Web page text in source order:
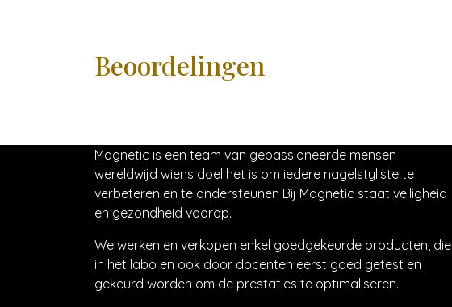
Beoordelingen
Magnetic is een team van gepassioneerde mensen
wereldwijd wiens doel het is om iedere nagelstyliste te
verbeteren en te ondersteunen Bij Magnetic staat veiligheid
en gezondheid voorop.
We werken en verkopen enkel goedgekeurde producten, die
in het labo en ook door docenten eerst goed getest en
gekeurd worden om de prestaties te optimaliseren.